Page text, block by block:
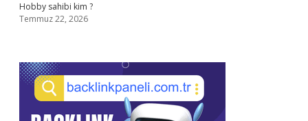
Hobby sahibi kim ?
Temmuz 22, 2026